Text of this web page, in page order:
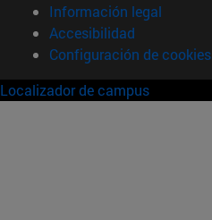
Información legal
Accesibilidad
Configuración de cookies
Localizador de campus